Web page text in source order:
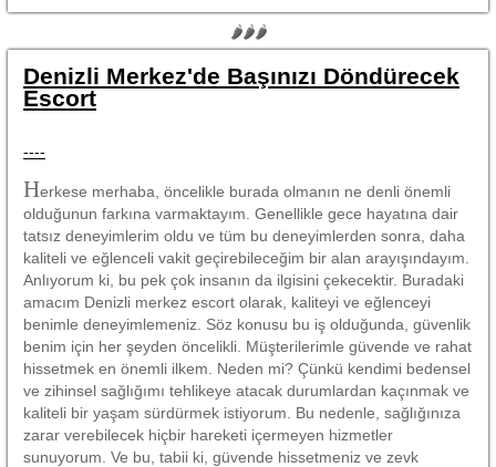
🌶🌶🌶
Denizli Merkez'de Başınızı Döndürecek
Escort
----
Herkese merhaba, öncelikle burada olmanın ne denli önemli
olduğunun farkına varmaktayım. Genellikle gece hayatına dair
tatsız deneyimlerim oldu ve tüm bu deneyimlerden sonra, daha
kaliteli ve eğlenceli vakit geçirebileceğim bir alan arayışındayım.
Anlıyorum ki, bu pek çok insanın da ilgisini çekecektir. Buradaki
amacım Denizli merkez escort olarak, kaliteyi ve eğlenceyi
benimle deneyimlemeniz. Söz konusu bu iş olduğunda, güvenlik
benim için her şeyden öncelikli. Müşterilerimle güvende ve rahat
hissetmek en önemli ilkem. Neden mi? Çünkü kendimi bedensel
ve zihinsel sağlığımı tehlikeye atacak durumlardan kaçınmak ve
kaliteli bir yaşam sürdürmek istiyorum. Bu nedenle, sağlığınıza
zarar verebilecek hiçbir hareketi içermeyen hizmetler
sunuyorum. Ve bu, tabii ki, güvende hissetmeniz ve zevk